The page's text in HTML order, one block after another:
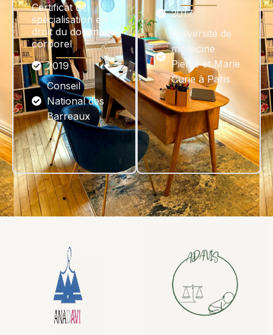
Certificat de
spécialisation en
droit du dommage
corporel
2019
Conseil
National des
Barreaux
2017
Université de
médecine
Pierre et Marie
Curie à Paris